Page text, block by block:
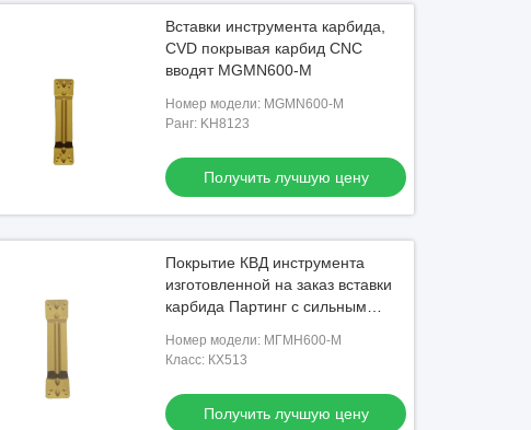
Вставки инструмента карбида,
CVD покрывая карбид CNC
вводят MGMN600-M
Номер модели: MGMN600-M
Ранг: KH8123
Получить лучшую цену
Покрытие КВД инструмента
изготовленной на заказ вставки
карбида Партинг с сильным
Номер модели: МГМН600-М
Класс: КХ513
Получить лучшую цену